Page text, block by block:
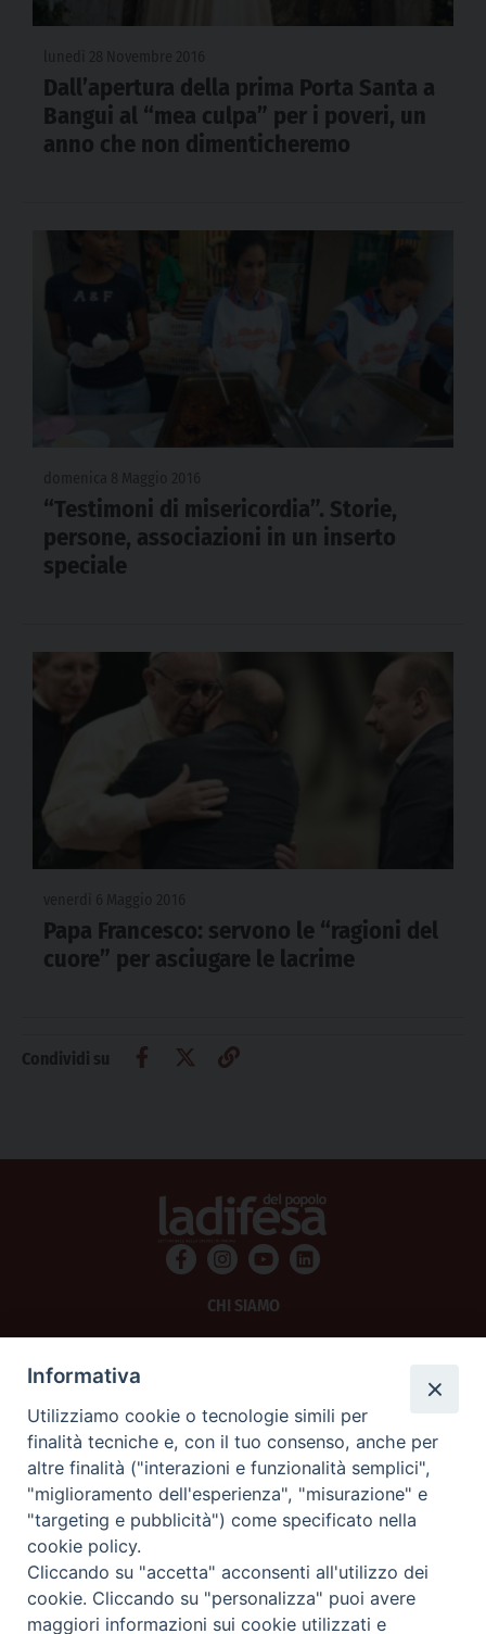
Dall’apertura della prima Porta Santa a
Bangui al “mea culpa” per i poveri, un
anno che non dimenticheremo
“Testimoni di misericordia”. Storie,
persone, associazioni in un inserto
speciale
Papa Francesco: servono le “ragioni del
cuore” per asciugare le lacrime
Condividi su
CHI SIAMO
SCRIVICI
La Difesa srl - P.iva 05125420280
La Difesa del Popolo percepisce i contributi pubblici all'editoria.
La Difesa del Popolo, tramite la Fisc (Federazione Italiana Settimanali Cattolici)
ha aderito allo IAP (Istituto dell'Autodisciplina Pubblicitaria) accettando il Codice
di Autodisciplina della Comunicazione Commerciale.
La Difesa del Popolo è una testata registrata presso il Tribunale di Padova
Informativa
Utilizziamo cookie o tecnologie simili per
finalità tecniche e, con il tuo consenso, anche per
altre finalità ("interazioni e funzionalità semplici",
"miglioramento dell'esperienza", "misurazione" e
"targeting e pubblicità") come specificato nella
cookie policy.
Cliccando su "accetta" acconsenti all'utilizzo dei
cookie. Cliccando su "personalizza" puoi avere
maggiori informazioni sui cookie utilizzati e